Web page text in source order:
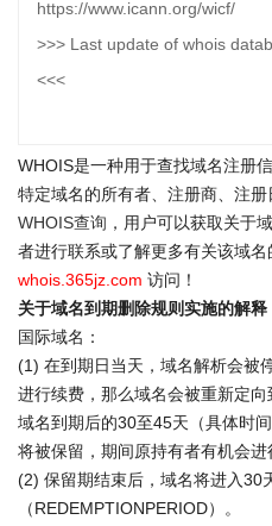
https://www.icann.org/wicf/
>>> Last update of whois
<<<
WHOIS是一种用于查找域名注册
特定域名的所有者、注册商、注
WHOIS查询 ，用户可以获取关于
者进行联系或了解更多有关该域名
whois.365jz.com 访问！
关于域名到期删除规则实施的解释
国际域名：
(1) 在到期日当天，域名解析会被
进行续费，那么域名会被重新定
域名到期后的30至45天（具体时
将被保留，期间原持有者有机会进
(2) 保留期结束后，域名将进入30
（REDEMPTIONPERIOD）。